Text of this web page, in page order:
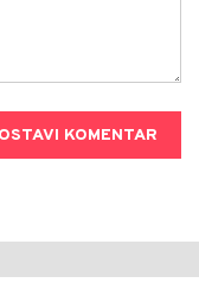
OSTAVI KOMENTAR